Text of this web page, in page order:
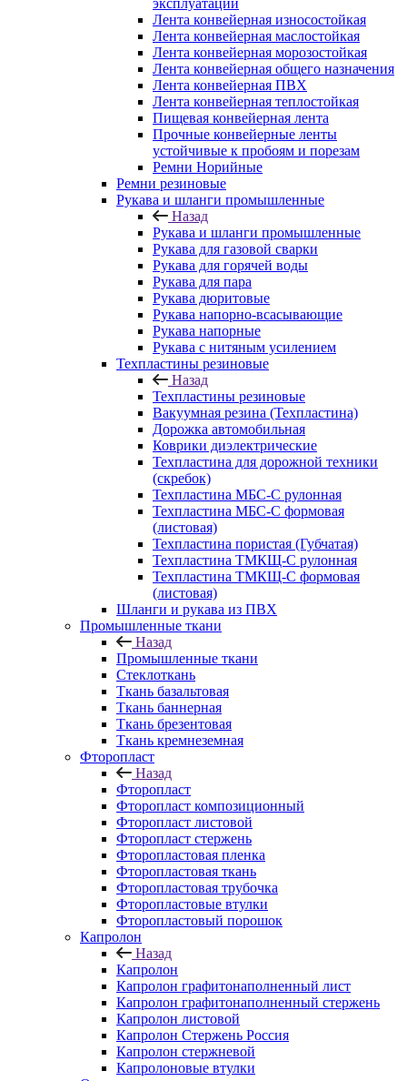
эксплуатации
Лента конвейерная износостойкая
Лента конвейерная маслостойкая
Лента конвейерная морозостойкая
Лента конвейерная общего назначения
Лента конвейерная ПВХ
Лента конвейерная теплостойкая
Пищевая конвейерная лента
Прочные конвейерные ленты
устойчивые к пробоям и порезам
Ремни Норийные
Ремни резиновые
Рукава и шланги промышленные
Назад
Рукава и шланги промышленные
Рукава для газовой сварки
Рукава для горячей воды
Рукава для пара
Рукава дюритовые
Рукава напорно-всасывающие
Рукава напорные
Рукава с нитяным усилением
Техпластины резиновые
Назад
Техпластины резиновые
Вакуумная резина (Техпластина)
Дорожка автомобильная
Коврики диэлектрические
Техпластина для дорожной техники
(скребок)
Техпластина МБС-С рулонная
Техпластина МБС-С формовая
(листовая)
Техпластина пористая (Губчатая)
Техпластина ТМКЩ-С рулонная
Техпластина ТМКЩ-С формовая
(листовая)
Шланги и рукава из ПВХ
Промышленные ткани
Назад
Промышленные ткани
Стеклоткань
Ткань базальтовая
Ткань баннерная
Ткань брезентовая
Ткань кремнеземная
Фторопласт
Назад
Фторопласт
Фторопласт композиционный
Фторопласт листовой
Фторопласт стержень
Фторопластовая пленка
Фторопластовая ткань
Фторопластовая трубочка
Фторопластовые втулки
Фторопластовый порошок
Капролон
Назад
Капролон
Капролон графитонаполненный лист
Капролон графитонаполненный стержень
Капролон листовой
Капролон Стержень Россия
Капролон стержневой
Капролоновые втулки